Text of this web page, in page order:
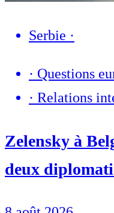
Serbie ·
· Questions
· Relations
Zelensky à
deux